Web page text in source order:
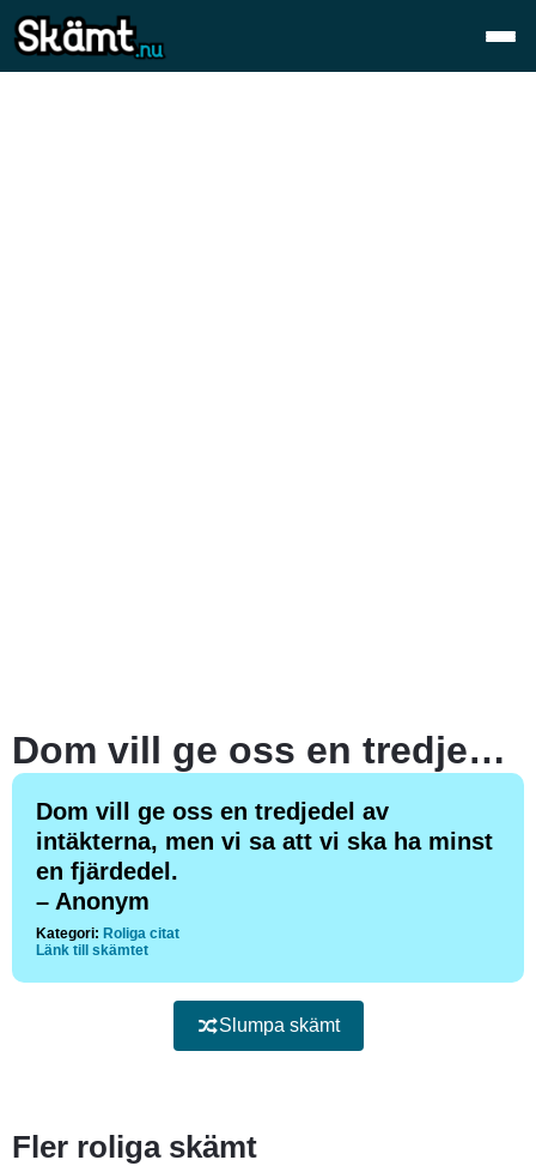
Dom vill ge oss en tredjedel av intäkterna, men vi sa att vi ska ha minst en fjärdedel.
Dom vill ge oss en tredjedel av
intäkterna, men vi sa att vi ska ha minst
en fjärdedel.
– Anonym
Kategori: Roliga citat
Länk till skämtet
Slumpa skämt
Fler roliga skämt